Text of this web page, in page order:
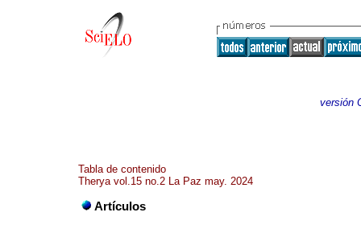
versión
Tabla de contenido
Therya vol.15 no.2 La Paz may. 2024
Artículos